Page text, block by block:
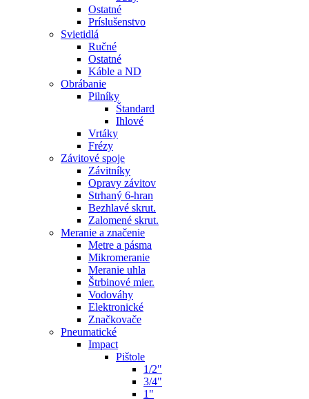
Ostatné
Príslušenstvo
Svietidlá
Ručné
Ostatné
Káble a ND
Obrábanie
Pilníky
Štandard
Ihlové
Vrtáky
Frézy
Závitové spoje
Závitníky
Opravy závitov
Strhaný 6-hran
Bezhlavé skrut.
Zalomené skrut.
Meranie a značenie
Metre a pásma
Mikromeranie
Meranie uhla
Štrbinové mier.
Vodováhy
Elektronické
Značkovače
Pneumatické
Impact
Pištole
1/2"
3/4"
1"